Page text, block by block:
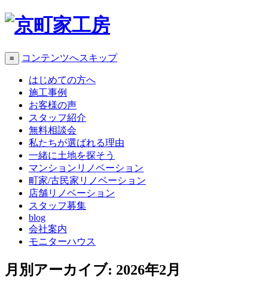
≡ コンテンツへスキップ
はじめての方へ
施工事例
お客様の声
スタッフ紹介
無料相談会
私たちが選ばれる理由
一緒に土地を探そう
マンションリノベーション
町家/古民家リノベーション
店舗リノベーション
スタッフ募集
blog
会社案内
モニターハウス
月別アーカイブ: 2026年2月